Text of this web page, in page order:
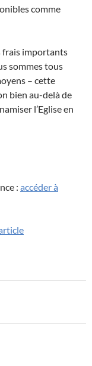
comme
frais importants
sommes tous
– cette
bien au-delà de
l’Eglise en
: accéder à